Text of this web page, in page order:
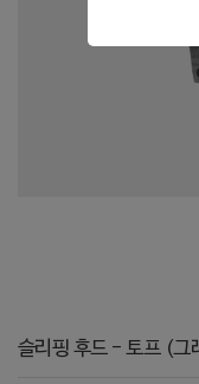
슬리핑 후드 - 토프 (그